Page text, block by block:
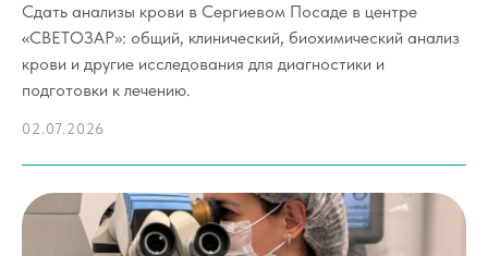
Сдать анализы крови в Сергиевом Посаде в центре
«СВЕТОЗАР»: общий, клинический, биохимический анализ
крови и другие исследования для диагностики и
подготовки к лечению.
02.07.2026